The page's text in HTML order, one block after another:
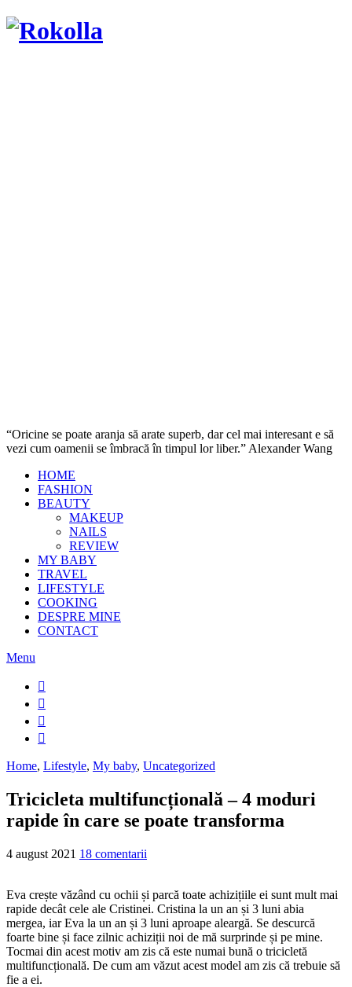
“Oricine se poate aranja să arate superb, dar cel mai interesant e să
vezi cum oamenii se îmbracă în timpul lor liber.” Alexander Wang
HOME
FASHION
BEAUTY
MAKEUP
NAILS
REVIEW
MY BABY
TRAVEL
LIFESTYLE
COOKING
DESPRE MINE
CONTACT
Menu
Home, Lifestyle, My baby, Uncategorized
Tricicleta multifuncțională – 4 moduri
rapide în care se poate transforma
4 august 2021 18 comentarii
Eva crește văzând cu ochii și parcă toate achizițiile ei sunt mult mai
rapide decât cele ale Cristinei. Cristina la un an și 3 luni abia
mergea, iar Eva la un an și 3 luni aproape aleargă. Se descurcă
foarte bine și face zilnic achiziții noi de mă surprinde și pe mine.
Tocmai din acest motiv am zis că este numai bună o tricicletă
multifuncțională. De cum am văzut acest model am zis că trebuie să
fie a ei.